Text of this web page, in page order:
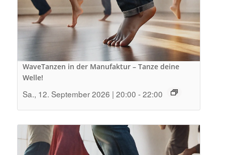
WaveTanzen in der Manufaktur – Tanze deine
Welle!
Sa., 12. September 2026 | 20:00 - 22:00